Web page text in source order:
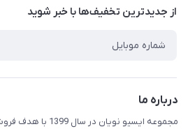
لیست محصولات
از جدید‌ترین تخفیف‌ها با‌ خبر شوید
درباره ما
مجموعه ایسیو نویان